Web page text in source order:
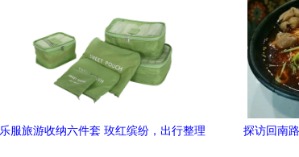
乐服旅游收纳六件套 玫红缤纷，出行整理
探访回南